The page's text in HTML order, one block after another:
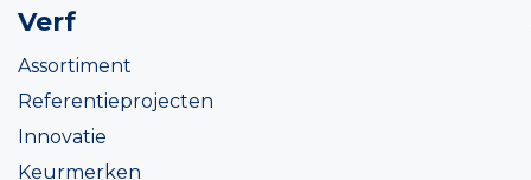
Verf
Assortiment
Referentieprojecten
Innovatie
Keurmerken